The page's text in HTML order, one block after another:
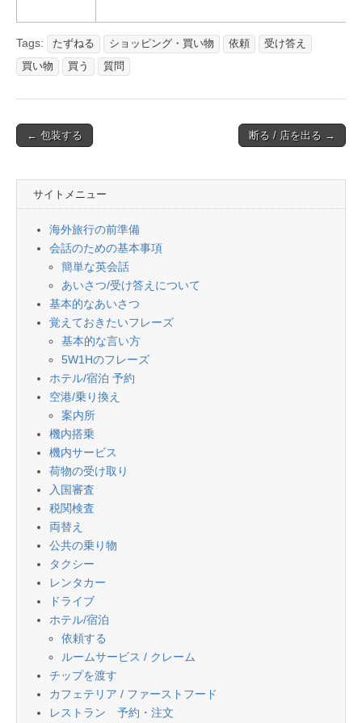
Tags: たずねる ショッピング・買い物 依頼
受け答え
買い物
買う 質問
Post
← 包装する 断る / 店を出る →
サイトメニュー
海外旅行の前準備
会話のための基本事項
簡単な英会話
あいさつ/受け答えについて
基本的なあいさつ
覚えておきたいフレーズ
基本的な言い方
5W1Hのフレーズ
ホテル/宿泊 予約
空港/乗り換え
案内所
機内搭乗
機内サービス
荷物の受け取り
入国審査
税関検査
両替え
公共の乗り物
タクシー
レンタカー
ドライブ
ホテル/宿泊
依頼する
ルームサービス / クレーム
チップを渡す
カフェテリア / ファーストフード
レストラン 予約・注文